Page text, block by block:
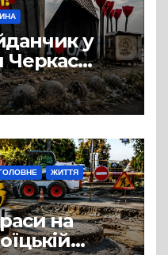
у
Черкас
занедбане
ЖИТТЯ
на